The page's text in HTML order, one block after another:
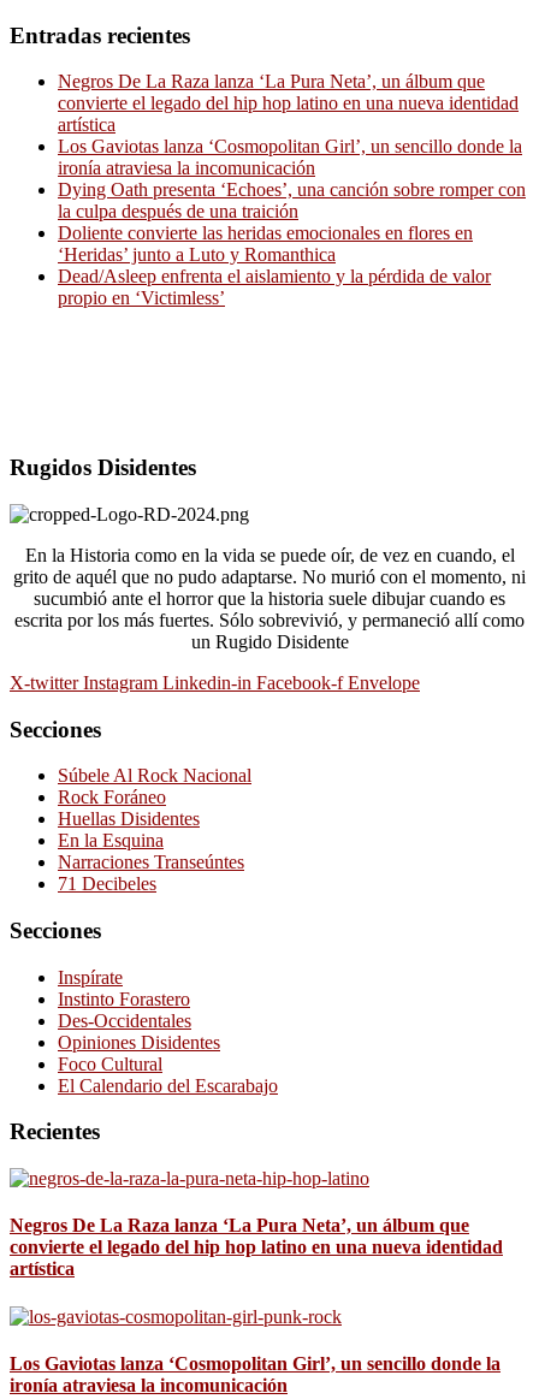
Entradas recientes
Negros De La Raza lanza ‘La Pura Neta’, un álbum que
convierte el legado del hip hop latino en una nueva identidad
artística
Los Gaviotas lanza ‘Cosmopolitan Girl’, un sencillo donde la
ironía atraviesa la incomunicación
Dying Oath presenta ‘Echoes’, una canción sobre romper con
la culpa después de una traición
Doliente convierte las heridas emocionales en flores en
‘Heridas’ junto a Luto y Romanthica
Dead/Asleep enfrenta el aislamiento y la pérdida de valor
propio en ‘Victimless’
Rugidos Disidentes
En la Historia como en la vida se puede oír, de vez en cuando, el
grito de aquél que no pudo adaptarse. No murió con el momento, ni
sucumbió ante el horror que la historia suele dibujar cuando es
escrita por los más fuertes. Sólo sobrevivió, y permaneció allí como
un Rugido Disidente
X-twitter Instagram Linkedin-in Facebook-f Envelope
Secciones
Súbele Al Rock Nacional
Rock Foráneo
Huellas Disidentes
En la Esquina
Narraciones Transeúntes
71 Decibeles
Secciones
Inspírate
Instinto Forastero
Des-Occidentales
Opiniones Disidentes
Foco Cultural
El Calendario del Escarabajo
Recientes
Negros De La Raza lanza ‘La Pura Neta’, un álbum que
convierte el legado del hip hop latino en una nueva identidad
artística
Los Gaviotas lanza ‘Cosmopolitan Girl’, un sencillo donde la
ironía atraviesa la incomunicación